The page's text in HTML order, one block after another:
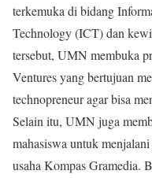
terkemuka di bidang
Technology (ICT) dan
tersebut, UMN membuka
Ventures yang bertujuan
technopreneur agar bisa
Selain itu, UMN juga
mahasiswa untuk
usaha Kompas Gramedia.